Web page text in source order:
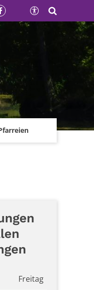
Freitag